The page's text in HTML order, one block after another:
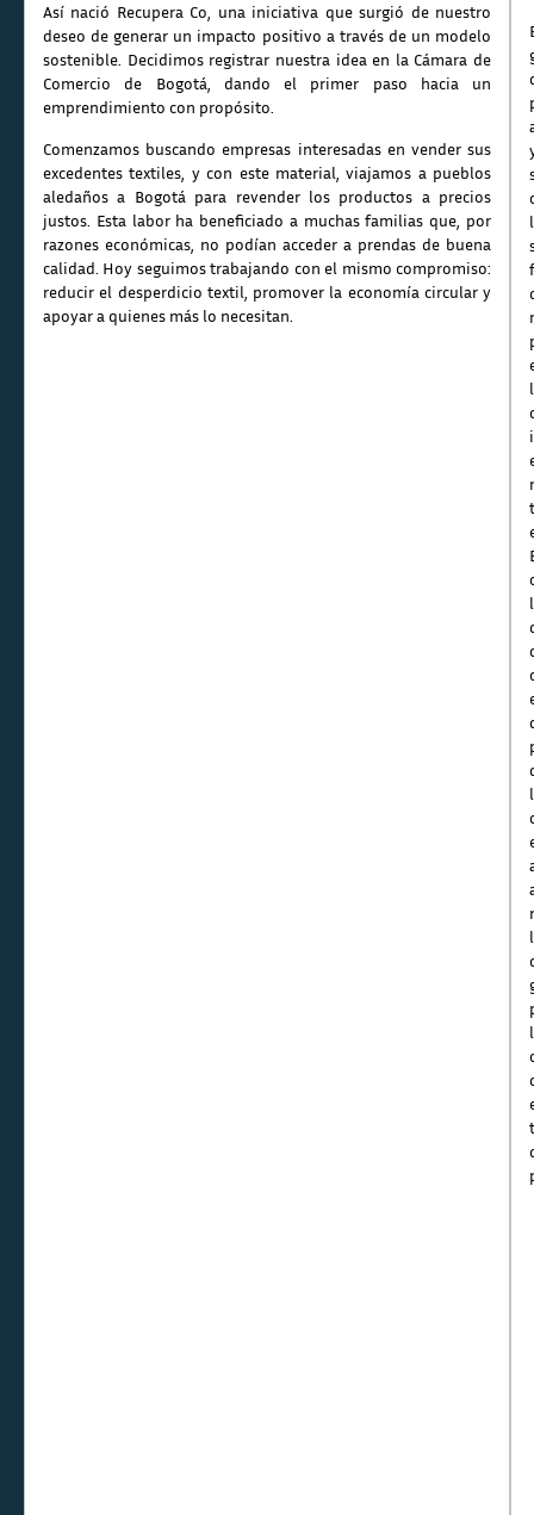
Así nació Recupera Co, una iniciativa que surgió de nuestro
deseo de generar un impacto positivo a través de un modelo
sostenible. Decidimos registrar nuestra idea en la Cámara de
Comercio de Bogotá, dando el primer paso hacia un
emprendimiento con propósito.
Comenzamos buscando empresas interesadas en vender sus
excedentes textiles, y con este material, viajamos a pueblos
aledaños a Bogotá para revender los productos a precios
justos. Esta labor ha beneficiado a muchas familias que, por
razones económicas, no podían acceder a prendas de buena
calidad. Hoy seguimos trabajando con el mismo compromiso:
reducir el desperdicio textil, promover la economía circular y
apoyar a quienes más lo necesitan.